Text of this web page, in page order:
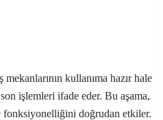
kullanıma hazır hale
işlemleri ifade eder. Bu aşama,
fonksiyonelliğini doğrudan etkiler.